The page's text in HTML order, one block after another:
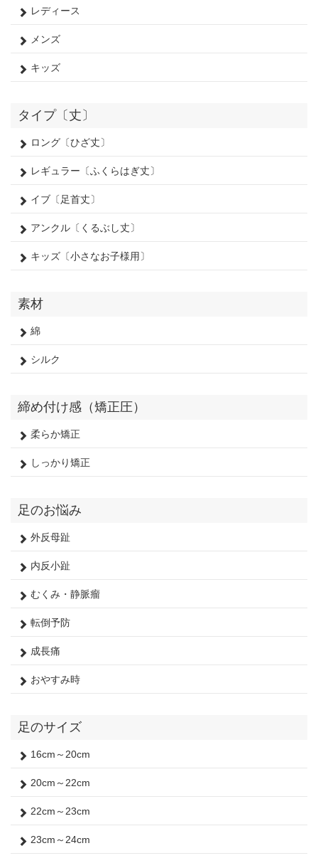
レディース
メンズ
キッズ
タイプ〔丈〕
ロング〔ひざ丈〕
レギュラー〔ふくらはぎ丈〕
イブ〔足首丈〕
アンクル〔くるぶし丈〕
キッズ〔小さなお子様用〕
素材
綿
シルク
締め付け感（矯正圧）
柔らか矯正
しっかり矯正
足のお悩み
外反母趾
内反小趾
むくみ・静脈瘤
転倒予防
成長痛
おやすみ時
足のサイズ
16cm～20cm
20cm～22cm
22cm～23cm
23cm～24cm